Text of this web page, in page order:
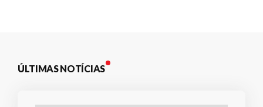
ÚLTIMAS NOTÍCIAS